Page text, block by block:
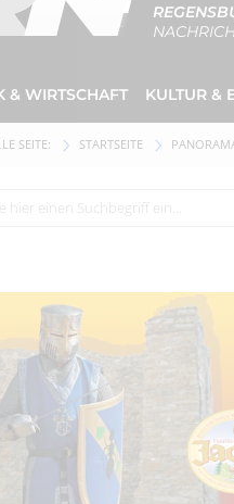
& WIRTSCHAFT KULTUR &
SEITE: STARTSEITE